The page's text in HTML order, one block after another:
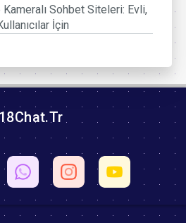
Sohbet Siteleri: Evli,
İçin
18Chat.Tr